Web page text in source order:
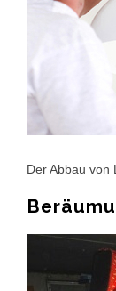
Der Abbau von